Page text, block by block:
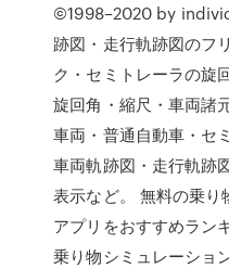
©1998–2020 by
跡図・走行軌跡図のフ
ク・セミトレーラの旋
旋回角・縮尺・車両諸
車両・普通自動車・セ
車両軌跡図・走行軌跡
表示など。 無料の乗り
アプリをおすすめラン
乗り物シミュレーショ